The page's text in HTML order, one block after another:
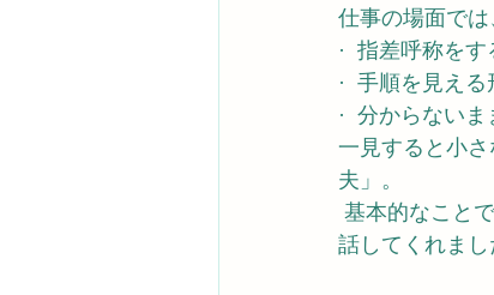
仕事の場面では
·  指差呼称をす
·  手順を見え
·  分からない
一見すると小
夫」。
基本的なこと
話してくれまし